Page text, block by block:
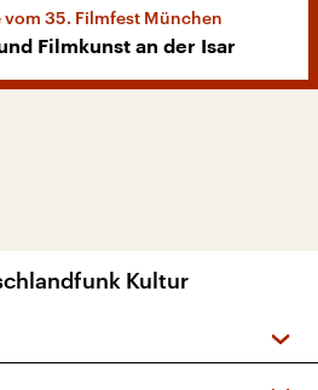
vom 35. Filmfest München
Filmkunst an der Isar
Kultur